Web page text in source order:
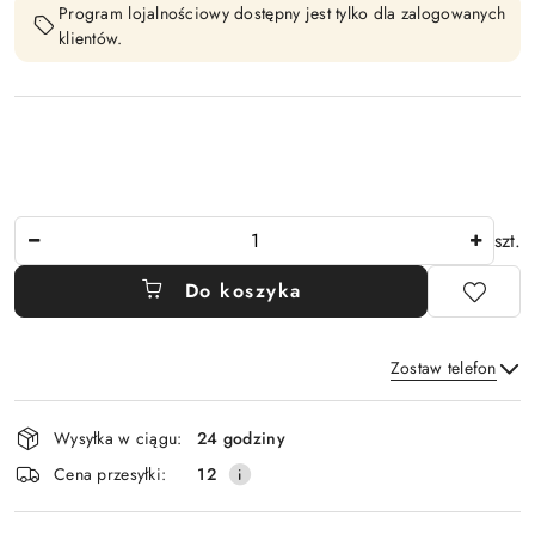
Program lojalnościowy dostępny jest tylko dla zalogowanych
klientów.
szt.
Do koszyka
Zostaw telefon
Wyślij
Dostępność
i
dostawa
Wysyłka w ciągu:
24 godziny
Cena przesyłki:
12